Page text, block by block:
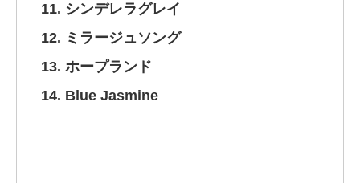
11. シンデレラグレイ
12. ミラージュソング
13. ホープランド
14. Blue Jasmine